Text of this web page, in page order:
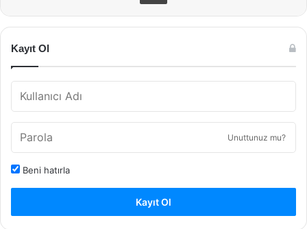
Kayıt Ol
Unuttunuz mu?
Beni hatırla
Kayıt Ol